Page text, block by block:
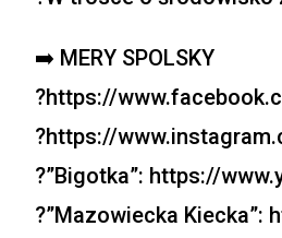
➡️ MERY SPOLSKY
?https://
?https://
?”Bigotka”: https://
?”Mazowiecka